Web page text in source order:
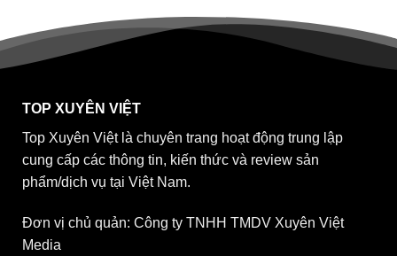
TOP XUYÊN VIỆT
Top Xuyên Việt là chuyên trang hoạt động trung lập
cung cấp các thông tin, kiến thức và review sản
phẩm/dịch vụ tại Việt Nam.
Đơn vị chủ quản: Công ty TNHH TMDV Xuyên Việt
Media